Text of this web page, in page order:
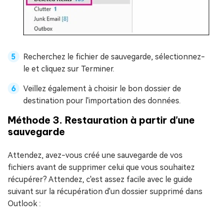
Recherchez le fichier de sauvegarde, sélectionnez-
le et cliquez sur Terminer.
Veillez également à choisir le bon dossier de
destination pour l'importation des données.
Méthode 3. Restauration à partir d'une
sauvegarde
Attendez, avez-vous créé une sauvegarde de vos
fichiers avant de supprimer celui que vous souhaitez
récupérer? Attendez, c'est assez facile avec le guide
suivant sur la récupération d'un dossier supprimé dans
Outlook :